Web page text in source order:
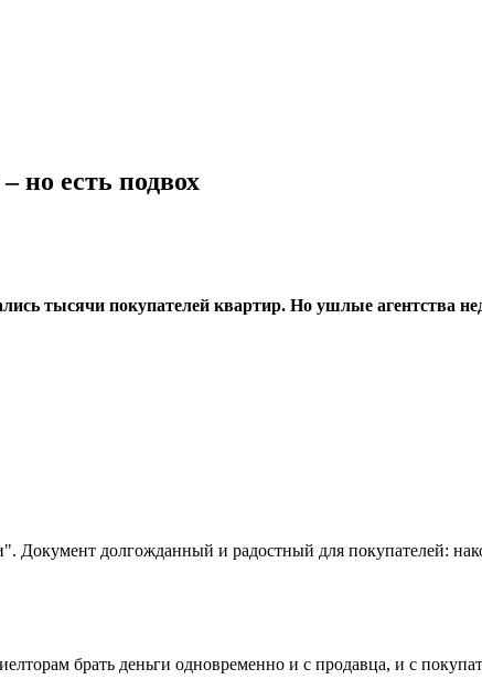
но есть подвох
тысячи покупателей квартир. Но ушлые агентства
долгожданный и радостный для покупателей:
брать деньги одновременно и с продавца, и с